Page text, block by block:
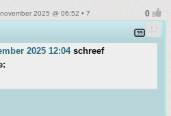
2025 @ 06:52 • 7
2025 12:04schreef